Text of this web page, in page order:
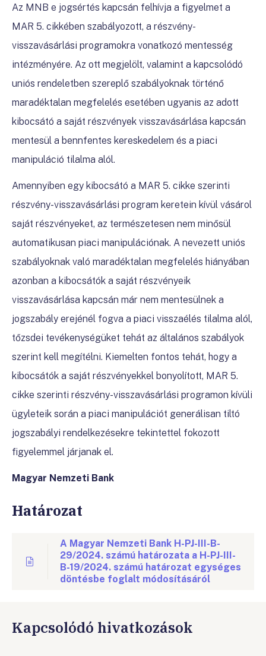
Az MNB e jogsértés kapcsán felhívja a figyelmet a
MAR 5. cikkében szabályozott, a részvény-
visszavásárlási programokra vonatkozó mentesség
intézményére. Az ott megjelölt, valamint a kapcsolódó
uniós rendeletben szereplő szabályoknak történő
maradéktalan megfelelés esetében ugyanis az adott
kibocsátó a saját részvények visszavásárlása kapcsán
mentesül a bennfentes kereskedelem és a piaci
manipuláció tilalma alól.
Amennyiben egy kibocsátó a MAR 5. cikke szerinti
részvény-visszavásárlási program keretein kívül vásárol
saját részvényeket, az természetesen nem minősül
automatikusan piaci manipulációnak. A nevezett uniós
szabályoknak való maradéktalan megfelelés hiányában
azonban a kibocsátók a saját részvényeik
visszavásárlása kapcsán már nem mentesülnek a
jogszabály erejénél fogva a piaci visszaélés tilalma alól,
tőzsdei tevékenységüket tehát az általános szabályok
szerint kell megítélni. Kiemelten fontos tehát, hogy a
kibocsátók a saját részvényekkel bonyolított, MAR 5.
cikke szerinti részvény-visszavásárlási programon kívüli
ügyleteik során a piaci manipulációt generálisan tiltó
jogszabályi rendelkezésekre tekintettel fokozott
figyelemmel járjanak el.
Magyar Nemzeti Bank
Határozat
A Magyar Nemzeti Bank H-PJ-III-B-
29/2024. számú határozata a H-PJ-III-
B-19/2024. számú határozat egységes
döntésbe foglalt módosításáról
Kapcsolódó hivatkozások